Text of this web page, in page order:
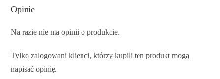
Opinie
Na razie nie ma opinii o produkcie.
Tylko zalogowani klienci, którzy kupili ten produkt mogą
napisać opinię.